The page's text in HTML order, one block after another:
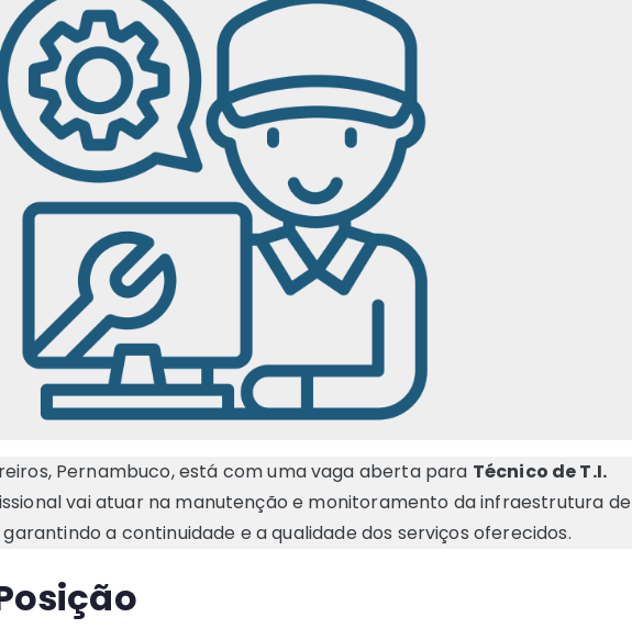
Pernambuco, está com uma vaga aberta para Técnico de T.I.
vai atuar na manutenção e monitoramento da infraestrutura de
a continuidade e a qualidade dos serviços oferecidos.